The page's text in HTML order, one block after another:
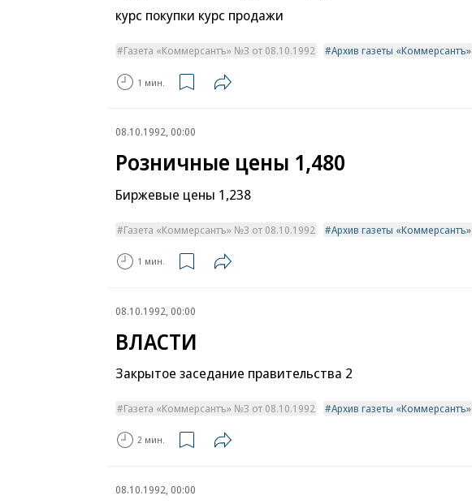
курс покупки курс продажи
Газета «Коммерсантъ» №3 от 08.10.1992 Архив газеты «Коммерсантъ»
1 мин.
08.10.1992, 00:00
Розничные цены 1,480
Биржевые цены 1,238
Газета «Коммерсантъ» №3 от 08.10.1992 Архив газеты «Коммерсантъ»
1 мин.
08.10.1992, 00:00
ВЛАСТИ
Закрытое заседание правительства 2
Газета «Коммерсантъ» №3 от 08.10.1992 Архив газеты «Коммерсантъ»
2 мин.
08.10.1992, 00:00